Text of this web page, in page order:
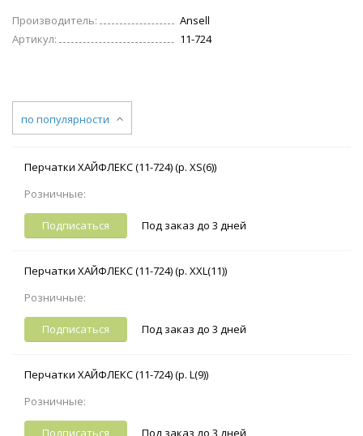
Производитель:
Ansell
Артикул:
11-724
по популярности
Перчатки ХАЙФЛЕКС (11-724) (р. XS(6))
Розничные:
Подписаться Под заказ до 3 дней
Перчатки ХАЙФЛЕКС (11-724) (р. XXL(11))
Розничные:
Подписаться Под заказ до 3 дней
Перчатки ХАЙФЛЕКС (11-724) (р. L(9))
Розничные:
Подписаться Под заказ до 3 дней